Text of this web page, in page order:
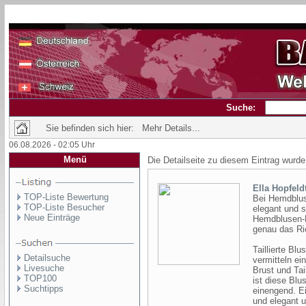
Suche:
Sie befinden sich hier: Mehr Details...
06.08.2026 - 02:05 Uhr
Menü
TOP-Liste Bewertung
TOP-Liste Besucher
Neue Einträge
Detailsuche
Livesuche
TOP100
Suchtipps
Die Detailseite zu diesem Eintrag
Ella
Bei
elegant und
genau das
Taillierte
vermitteln
Brust und
ist diese
einengend.
und elegant